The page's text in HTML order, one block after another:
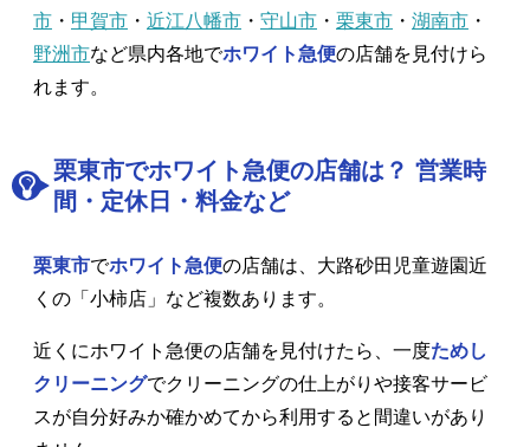
市 ・ 甲賀市 ・ 近江八幡市 ・ 守山市 ・ 栗東市 ・ 湖南市 ・
野洲市など県内各地でホワイト急便の店舗を見付けら
れます。
栗東市でホワイト急便の店舗は？ 営業時
間・定休日・料金など
栗東市でホワイト急便の店舗は、大路砂田児童遊園近
くの「小柿店」など複数あります。
近くにホワイト急便の店舗を見付けたら、一度ためし
クリーニングでクリーニングの仕上がりや接客サービ
スが自分好みか確かめてから利用すると間違いがあり